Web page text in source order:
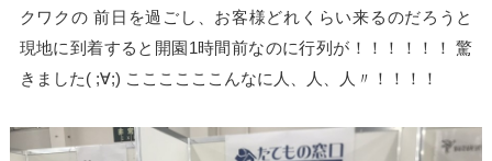
クワクの 前日を過ごし、お客様どれくらい来るのだろうと
現地に到着すると開園1時間前なのに行列が！！！！！！ 驚
きました( ;∀;) ここここここんなに人、人、人〃！！！！